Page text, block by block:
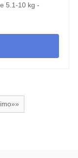
5.1-10 kg -